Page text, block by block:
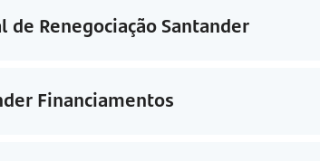
de Renegociação Santander
Financiamentos